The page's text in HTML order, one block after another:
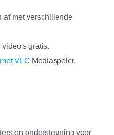
af met verschillende
gratis.
VLC Mediaspeler.
en ondersteuning voor